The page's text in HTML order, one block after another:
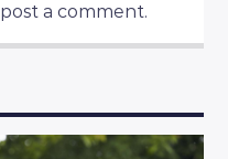
a comment.